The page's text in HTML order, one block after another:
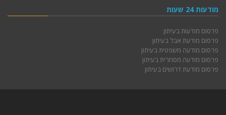
מודעות 24 שעות
פרסום מודעות בעיתון
פרסום מודעת אבל בעיתון
פרסום מודעה משפטית בעיתון
פרסום מודעה מסחרית בעיתון
פרסום מודעת דרושים בעיתון